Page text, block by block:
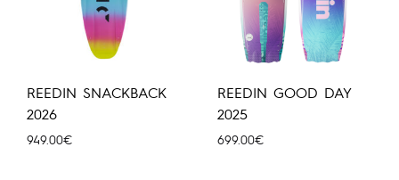
REEDIN SNACKBACK
2026
949.00€
REEDIN GOOD DAY
2025
699.00€